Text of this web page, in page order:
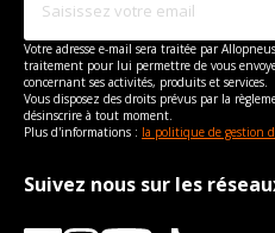
Votre adresse e-mail sera traitée par
traitement pour lui permettre de vous
concernant ses activités, produits et services.
Vous disposez des droits prévus par la
désinscrire à tout moment.
Plus d'informations : la politique de gestion
Suivez nous sur les